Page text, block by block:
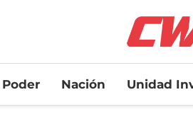
Poder Nación Unidad